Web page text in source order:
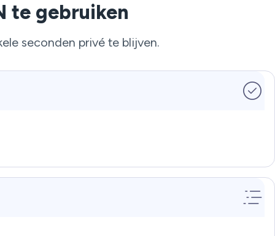
te gebruiken
seconden privé te blijven.